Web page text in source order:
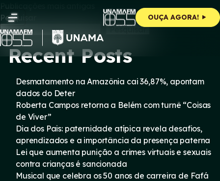
to
content
OUÇA AGORA!
Navegação
por
posts
Publicações mais antigas
Pesquisar
Pesquisar
Recent Posts
Desmatamento na Amazônia cai 36,87%, apontam
dados do Deter
Roberta Campos retorna a Belém com turnê “Coisas
de Viver”
Dia dos Pais: paternidade atípica revela desafios,
aprendizados e a importância da presença paterna
Lei que aumenta punição a crimes virtuais e sexuais
contra crianças é sancionada
Musical que celebra os 50 anos de carreira de Fafá